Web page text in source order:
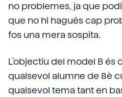
no problemes, ja que
que no hi hagués cap
fos una mera sospita.
L'objectiu del model B és
qualsevol alumne de 8è
qualsevol tema tant en